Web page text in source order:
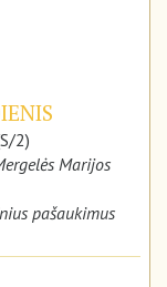
2)
Marijos
pašaukimus